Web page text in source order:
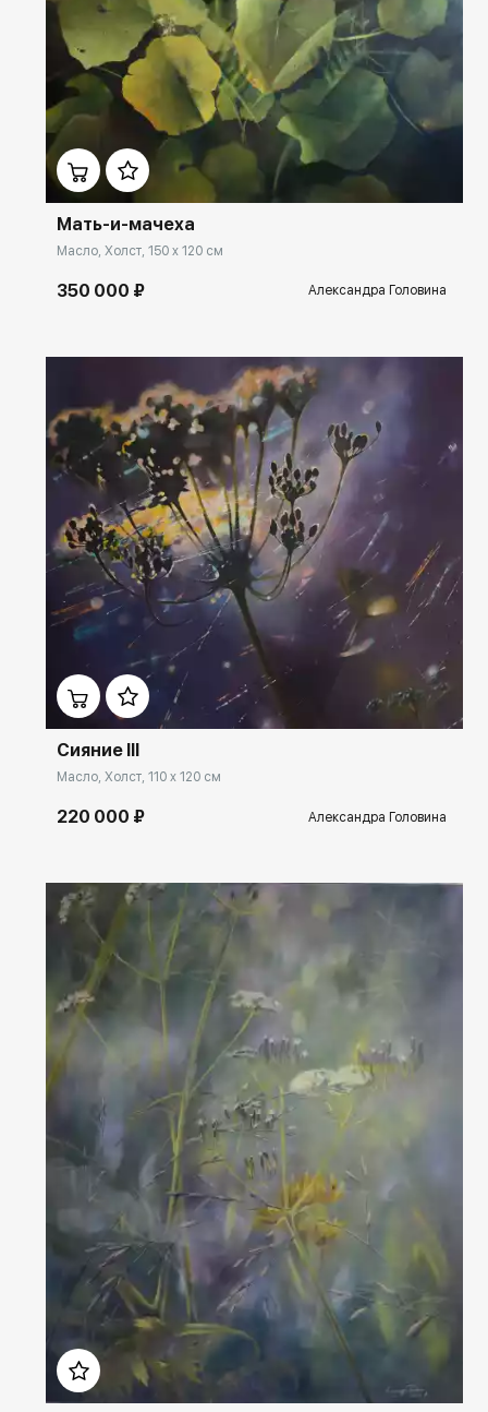
rakovgallery.ru
Мать-и-мачеха
Масло, Холст, 150 x 120 см
350 000 ₽ Александра Головина
rakovgallery.ru
Сияние III
Масло, Холст, 110 x 120 см
220 000 ₽ Александра Головина
Домен: rakovgallery.ru